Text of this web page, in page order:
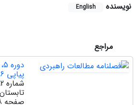
نویسنده English
مراجع
پیاپی 16
شماره 2،شماره مسلسل 16.
تابستان 1381
صفحه